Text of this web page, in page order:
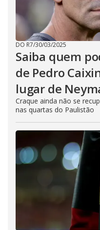
DO R7/30/03/2025
Saiba quem
de Pedro
lugar de
Craque ainda não se
nas quartas do Paulistão